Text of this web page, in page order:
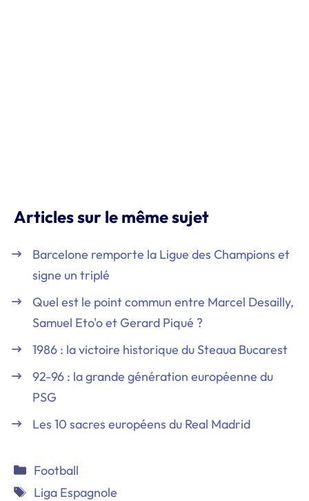
Articles sur le même sujet
Barcelone remporte la Ligue des Champions et
signe un triplé
Quel est le point commun entre Marcel Desailly,
Samuel Eto'o et Gerard Piqué ?
1986 : la victoire historique du Steaua Bucarest
92-96 : la grande génération européenne du
PSG
Les 10 sacres européens du Real Madrid
Catégories
Football
Étiquettes
Liga Espagnole